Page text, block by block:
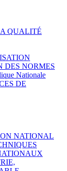
QUALITÉ
DES NORMES
Nationale
DE
NATIONAL